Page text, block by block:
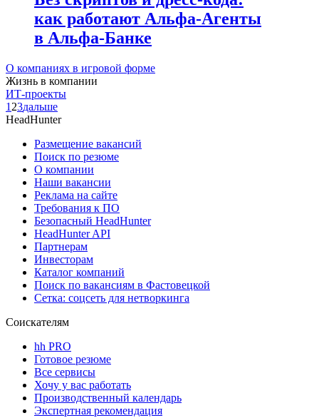
как работают Альфа-Агенты
в Альфа-Банке
О компаниях в игровой форме
Жизнь в компании
ИТ-проекты
1 23дальше
HeadHunter
Размещение вакансий
Поиск по резюме
О компании
Наши вакансии
Реклама на сайте
Требования к ПО
Безопасный HeadHunter
HeadHunter API
Партнерам
Инвесторам
Каталог компаний
Поиск по вакансиям в Фастовецкой
Сетка: соцсеть для нетворкинга
Соискателям
hh PRO
Готовое резюме
Все сервисы
Хочу у вас работать
Производственный календарь
Экспертная рекомендация